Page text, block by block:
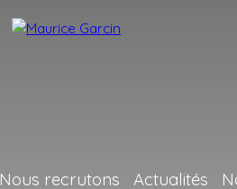
Nous recrutons Actualités